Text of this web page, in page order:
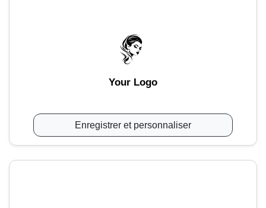
Your Logo
Enregistrer et personnaliser